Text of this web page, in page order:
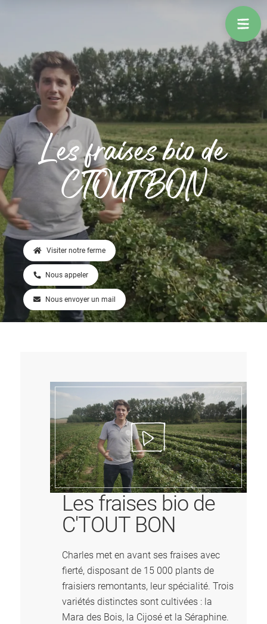
Les fraises bio de
C'TOUT BON
Visiter notre ferme
Nous appeler
Nous envoyer un mail
Les fraises bio de
C'TOUT BON
Charles met en avant ses fraises avec
fierté, disposant de 15 000 plants de
fraisiers remontants, leur spécialité. Trois
variétés distinctes sont cultivées : la
Mara des Bois, la Cijosé et la Séraphine.